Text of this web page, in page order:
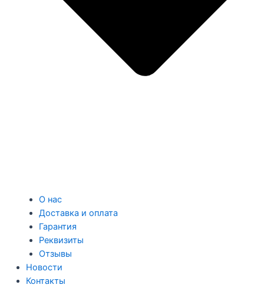
О нас
Доставка и оплата
Гарантия
Реквизиты
Отзывы
Новости
Контакты